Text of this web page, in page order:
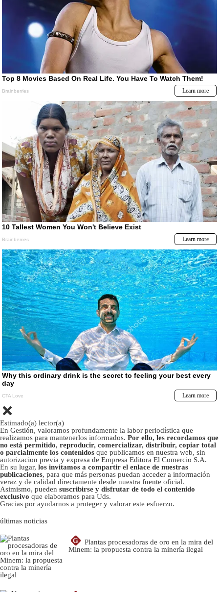
Estimado(a) lector(a)
En Gestión, valoramos profundamente la labor periodística que
realizamos para mantenerlos informados. Por ello, les recordamos que
no está permitido, reproducir, comercializar, distribuir, copiar total
o parcialmente los contenidos que publicamos en nuestra web, sin
autorizacion previa y expresa de Empresa Editora El Comercio S.A.
En su lugar, los invitamos a compartir el enlace de nuestras
publicaciones, para que más personas puedan acceder a información
veraz y de calidad directamente desde nuestra fuente oficial.
Asimismo, pueden suscribirse y disfrutar de todo el contenido
exclusivo que elaboramos para Uds.
Gracias por ayudarnos a proteger y valorar este esfuerzo.
últimas noticias
G
Plantas procesadoras de oro en la mira del
Minem: la propuesta contra la minería ilegal